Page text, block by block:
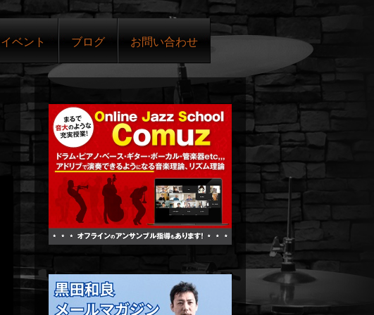
イベント ブログ お問い合わせ